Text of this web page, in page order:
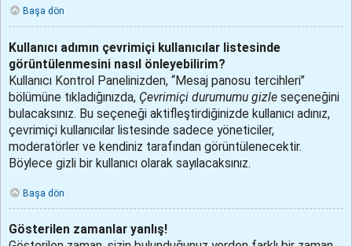
Başa dön
Kullanıcı adımın çevrimiçi kullanıcılar listesinde
görüntülenmesini nasıl önleyebilirim?
Kullanıcı Kontrol Panelinizden, “Mesaj panosu tercihleri”
bölümüne tıkladığınızda, Çevrimiçi durumumu gizle seçeneğini
bulacaksınız. Bu seçeneği aktifleştirdiğinizde kullanıcı adınız,
çevrimiçi kullanıcılar listesinde sadece yöneticiler,
moderatörler ve kendiniz tarafından görüntülenecektir.
Böylece gizli bir kullanıcı olarak sayılacaksınız.
Başa dön
Gösterilen zamanlar yanlış!